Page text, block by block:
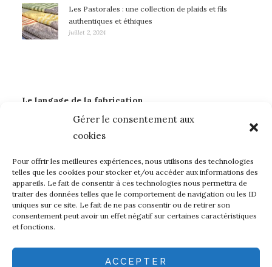
Gérer le consentement aux
cookies
Pour offrir les meilleures expériences, nous utilisons des technologies
telles que les cookies pour stocker et/ou accéder aux informations des
appareils. Le fait de consentir à ces technologies nous permettra de
traiter des données telles que le comportement de navigation ou les ID
uniques sur ce site. Le fait de ne pas consentir ou de retirer son
consentement peut avoir un effet négatif sur certaines caractéristiques
et fonctions.
ACCEPTER
Les Pastorales : une collection de plaids et fils
authentiques et éthiques
juillet 2, 2024
Le langage de la fabrication
Dentelle Leavers Laines françaises
sidobre
Textile
Tricolor
À propos de madeintownshop…
Mon compte
Page d’accueil
Politique de cookies (UE)